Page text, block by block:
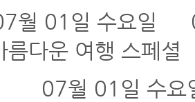
월 01일 수요일
름다운 여행 스페셜
07월 01일 수요